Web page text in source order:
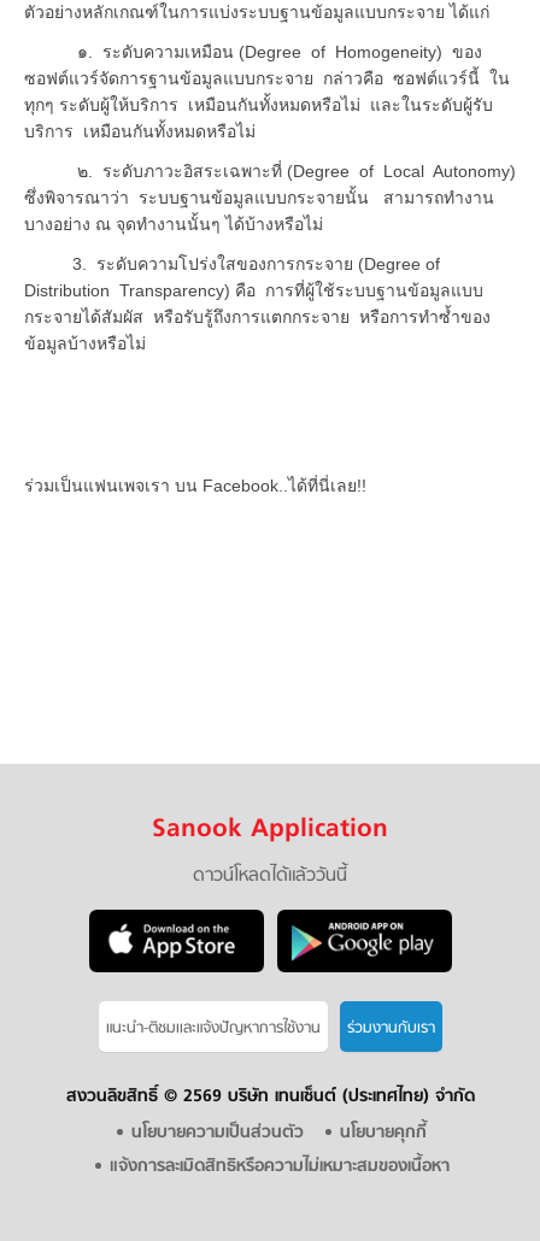
ตัวอย่างหลักเกณฑ์ในการแบ่งระบบฐานข้อมูลแบบกระจาย ได้แก่
๑. ระดับความเหมือน (Degree of Homogeneity) ของ
ซอฟต์แวร์จัดการฐานข้อมูลแบบกระจาย กล่าวคือ ซอฟต์แวร์นี้ ใน
ทุกๆ ระดับผู้ให้บริการ เหมือนกันทั้งหมดหรือไม่ และในระดับผู้รับ
บริการ เหมือนกันทั้งหมดหรือไม่
๒. ระดับภาวะอิสระเฉพาะที่ (Degree of Local Autonomy)
ซึ่งพิจารณาว่า ระบบฐานข้อมูลแบบกระจายนั้น สามารถทำงาน
บางอย่าง ณ จุดทำงานนั้นๆ ได้บ้างหรือไม่
3. ระดับความโปร่งใสของการกระจาย (Degree of
Distribution Transparency) คือ การที่ผู้ใช้ระบบฐานข้อมูลแบบ
กระจายได้สัมผัส หรือรับรู้ถึงการแตกกระจาย หรือการทำซ้ำของ
ข้อมูลบ้างหรือไม่
ร่วมเป็นแฟนเพจเรา บน Facebook..ได้ที่นี่เลย!!
Sanook Application
ดาวน์โหลดได้แล้ววันนี้
แนะนำ-ติชมเเละแจ้งปัญหาการใช้งาน ร่วมงานกับเรา
สงวนลิขสิทธิ์ © 2569 บริษัท เทนเซ็นต์ (ประเทศไทย) จำกัด
นโยบายความเป็นส่วนตัว
นโยบายคุกกี้
แจ้งการละเมิดสิทธิหรือความไม่เหมาะสมของเนื้อหา